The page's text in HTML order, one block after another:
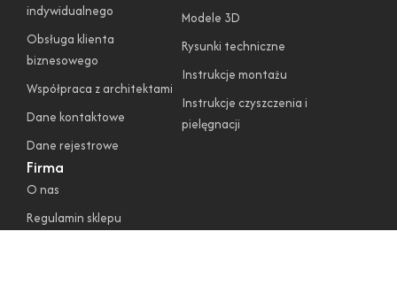
Firma
O nas
Regulamin sklepu
indywidualnego
Obsługa klienta
biznesowego
Współpraca z architektami
Dane kontaktowe
Dane rejestrowe
Modele 3D
Rysunki techniczne
Instrukcje montażu
Instrukcje czyszczenia i
pielęgnacji